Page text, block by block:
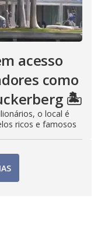
acesso
como
🏝️
o local é
ricos e famosos